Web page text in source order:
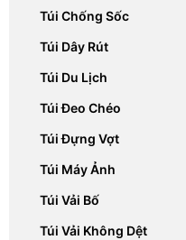
Túi Chống Sốc
Túi Dây Rút
Túi Du Lịch
Túi Đeo Chéo
Túi Đựng Vợt
Túi Máy Ảnh
Túi Vải Bố
Túi Vải Không Dệt